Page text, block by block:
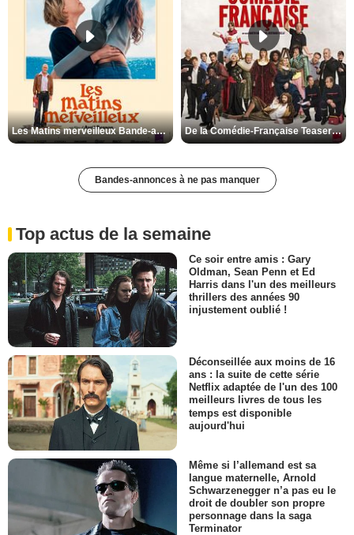
Les Matins merveilleux Bande-annonce VF De la Comédie-Française Teaser VF
Bandes-annonces à ne pas manquer
Top actus de la semaine
Ce soir entre amis : Gary
Oldman, Sean Penn et Ed
Harris dans l'un des meilleurs
thrillers des années 90
injustement oublié !
Déconseillée aux moins de 16
ans : la suite de cette série
Netflix adaptée de l'un des 100
meilleurs livres de tous les
temps est disponible
aujourd'hui
Même si l’allemand est sa
langue maternelle, Arnold
Schwarzenegger n’a pas eu le
droit de doubler son propre
personnage dans la saga
Terminator